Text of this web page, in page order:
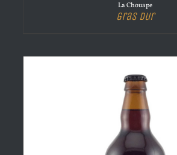
La Chouape
Gras dur